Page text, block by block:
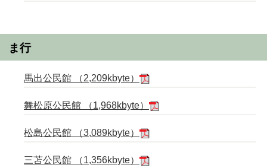
ま行
馬出公民館 （2,209kbyte）
舞松原公民館 （1,968kbyte）
松島公民館 （3,089kbyte）
三苫公民館 （1,356kbyte）